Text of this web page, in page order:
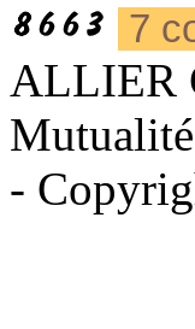
7
ALLIER
-